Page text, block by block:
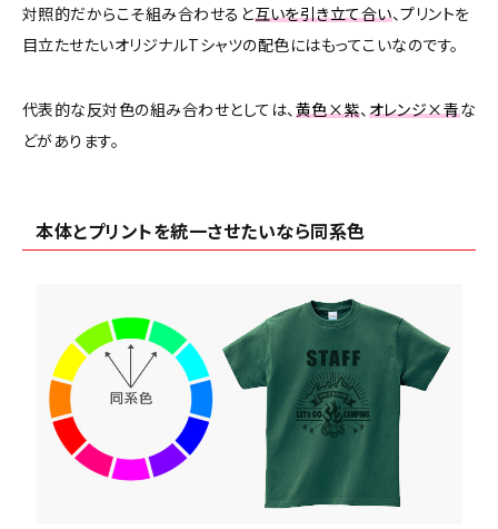
対照的だからこそ組み合わせると互いを引き立て合い、プリントを
目立たせたいオリジナルTシャツの配色にはもってこいなのです。
代表的な反対色の組み合わせとしては、黄色×紫、オレンジ×青な
どがあります。
本体とプリントを統一させたいなら同系色